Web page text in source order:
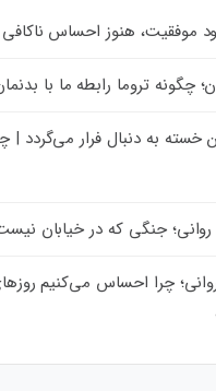
موفقیت، هنوز احساس
چگونه تروما رابطه ما با
به دنبال فرار می‌گردد |
جنگی که در خیابان
چرا احساس می‌کنیم